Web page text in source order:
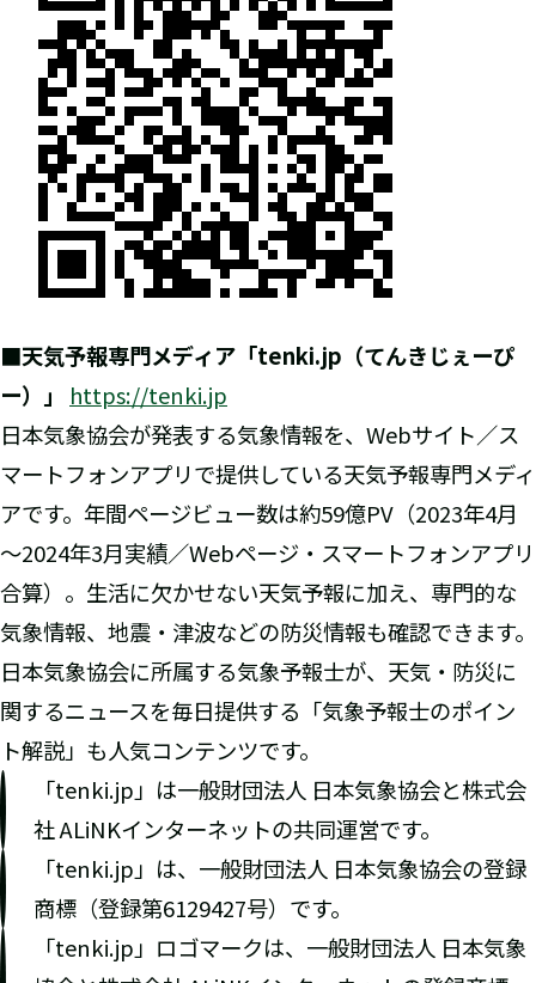
■天気予報専門メディア「tenki.jp（てんきじぇーぴ
ー）」 https://tenki.jp
日本気象協会が発表する気象情報を、Webサイト／ス
マートフォンアプリで提供している天気予報専門メディ
アです。年間ページビュー数は約59億PV（2023年4月
～2024年3月実績／Webページ・スマートフォンアプリ
合算）。生活に欠かせない天気予報に加え、専門的な
気象情報、地震・津波などの防災情報も確認できます。
日本気象協会に所属する気象予報士が、天気・防災に
関するニュースを毎日提供する「気象予報士のポイン
ト解説」も人気コンテンツです。
「tenki.jp」は一般財団法人 日本気象協会と株式会
社 ALiNKインターネットの共同運営です。
「tenki.jp」は、一般財団法人 日本気象協会の登録
商標（登録第6129427号）です。
「tenki.jp」ロゴマークは、一般財団法人 日本気象